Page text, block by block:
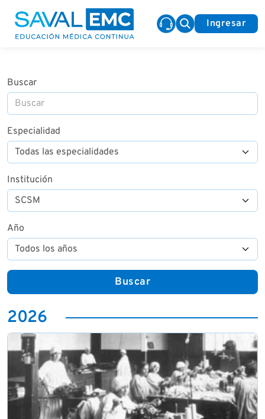
Ingresar
Buscar
Especialidad
Institución
Año
Buscar
2026